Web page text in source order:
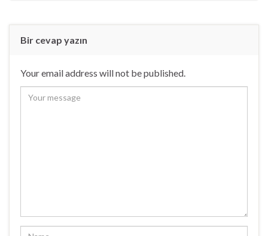
Bir cevap yazın
Your email address will not be published.